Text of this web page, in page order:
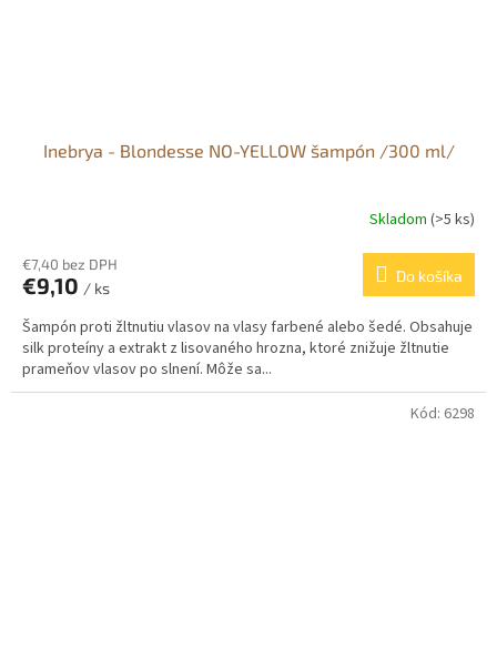
Inebrya - Blondesse NO-YELLOW šampón /300 ml/
Skladom (>5 ks)
€7,40 bez DPH
€9,10 / ks
Do košíka
Šampón proti žltnutiu vlasov na vlasy farbené alebo šedé. Obsahuje
silk proteíny a extrakt z lisovaného hrozna, ktoré znižuje žltnutie
prameňov vlasov po slnení. Môže sa...
Kód: 6298